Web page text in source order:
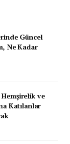
Güncel
Ne Kadar
Hemşirelik ve
Katılanlar